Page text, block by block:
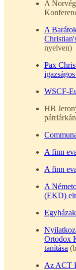
A
A
nyelven)
Pax
WSCF-
HB
A finn
A finn
A
(EKD)
Ortodox
tanítása
Az ACT